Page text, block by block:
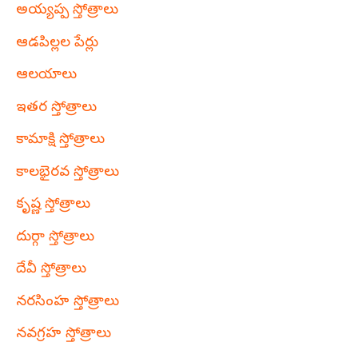
అయ్యప్ప స్తోత్రాలు
ఆడపిల్లల పేర్లు
ఆలయాలు
ఇతర స్తోత్రాలు
కామాక్షి స్తోత్రాలు
కాలభైరవ స్తోత్రాలు
కృష్ణ స్తోత్రాలు
దుర్గా స్తోత్రాలు
దేవీ స్తోత్రాలు
నరసింహ స్తోత్రాలు
నవగ్రహ స్తోత్రాలు